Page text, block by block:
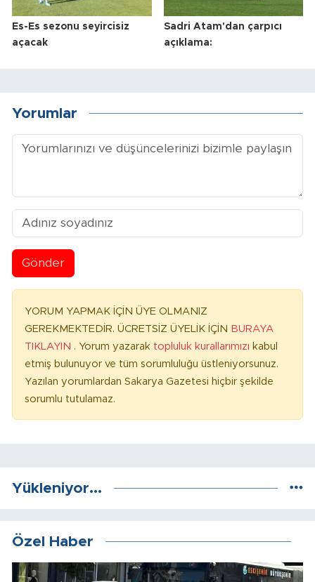
Es-Es sezonu seyircisiz
açacak
Sadri Atam'dan çarpıcı
açıklama:
Yorumlar
Gönder
YORUM YAPMAK İÇİN ÜYE OLMANIZ
GEREKMEKTEDİR. ÜCRETSİZ ÜYELİK İÇİN BURAYA
TIKLAYIN . Yorum yazarak topluluk kurallarımızı kabul
etmiş bulunuyor ve tüm sorumluluğu üstleniyorsunuz.
Yazılan yorumlardan Sakarya Gazetesi hiçbir şekilde
sorumlu tutulamaz.
Yükleniyor...
Özel Haber